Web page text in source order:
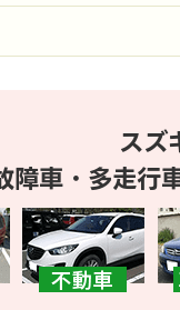
スズ
障車・多走行